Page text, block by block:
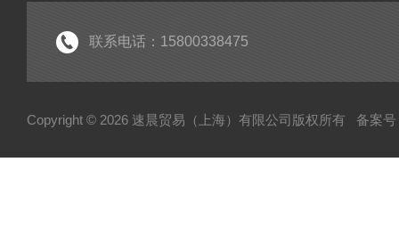
联系电话：15800338475
Copyright © 2026 速晨贸易（上海）有限公司版权所有 备案号